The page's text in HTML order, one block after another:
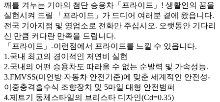
깨를 겨누는 기아의 첨단 승용차「프라이드」! 생활인의 꿈을
실현시켜 드릴 「프라이드」가 드디어 여러분 곁에 왔읍니다.
전국 기아지점 및 영업소로 전화만 주십시오. 오랫동안 기다리
신 만큼 커다란 만족을 드립니다.
「프라이드」-이런점에서 프라이드를 느낄 수 있읍니다.
1.국내 최고의 경이적인 저연비 실현
2.국내의 어떤 승용차도 따라올 수 없는 순발력 및 가속성능.
3.FMVSS(미연방 자동차 안전기준)에 맞춘 세계적인 안전성-
이중충격흡수식 조향장치 및 5마일 대형 안전범퍼
4.제트기 동체스타일의 브리스타 디자인(Cd=0.35)